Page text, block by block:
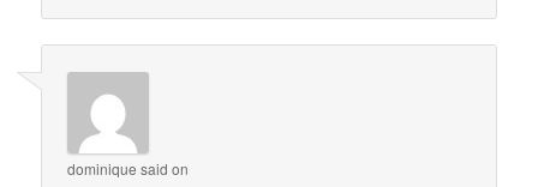
dominique said on